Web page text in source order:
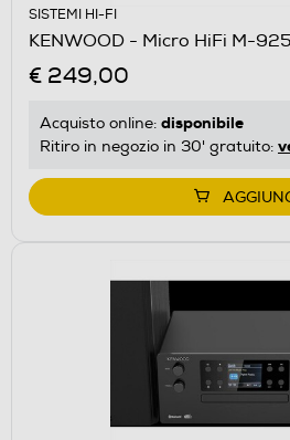
SISTEMI HI-FI
KENWOOD - Micro HiFi M-
€ 249,00
Acquisto online: disponibile
Ritiro in negozio in 30' gratuito: